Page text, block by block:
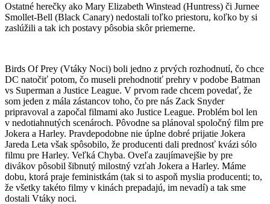
Ostatné herečky ako Mary Elizabeth Winstead (Huntress) či Jurnee
Smollet-Bell (Black Canary) nedostali toľko priestoru, koľko by si
zaslúžili a tak ich postavy pôsobia skôr priemerne.
Birds Of Prey (Vtáky Noci) boli jedno z prvých rozhodnutí, čo chce
DC natočiť potom, čo museli prehodnotiť prehry v podobe Batman
vs Superman a Justice League. V prvom rade chcem povedať, že
som jeden z mála zástancov toho, čo pre nás Zack Snyder
pripravoval a započal filmami ako Justice League. Problém bol len
v nedotiahnutých scenároch. Pôvodne sa plánoval spoločný film pre
Jokera a Harley. Pravdepodobne nie úplne dobré prijatie Jokera
Jareda Leta však spôsobilo, že producenti dali prednosť kvázi sólo
filmu pre Harley. Veľká Chyba. Oveľa zaujímavejšie by pre
divákov pôsobil šibnutý milostný vzťah Jokera a Harley. Máme
dobu, ktorá praje feministkám (tak si to aspoň myslia producenti; to,
že všetky takéto filmy v kinách prepadajú, im nevadí) a tak sme
dostali Vtáky noci.